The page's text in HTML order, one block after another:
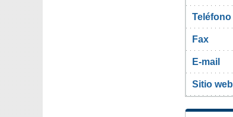
Teléfono
Fax
E-mail
Sitio web